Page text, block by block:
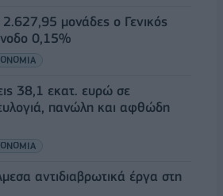
2.627,95 μονάδες ο Γενικός
0,15%
38,1 εκατ. ευρώ σε
πανώλη και αφθώδη
αντιδιαβρωτικά έργα στη